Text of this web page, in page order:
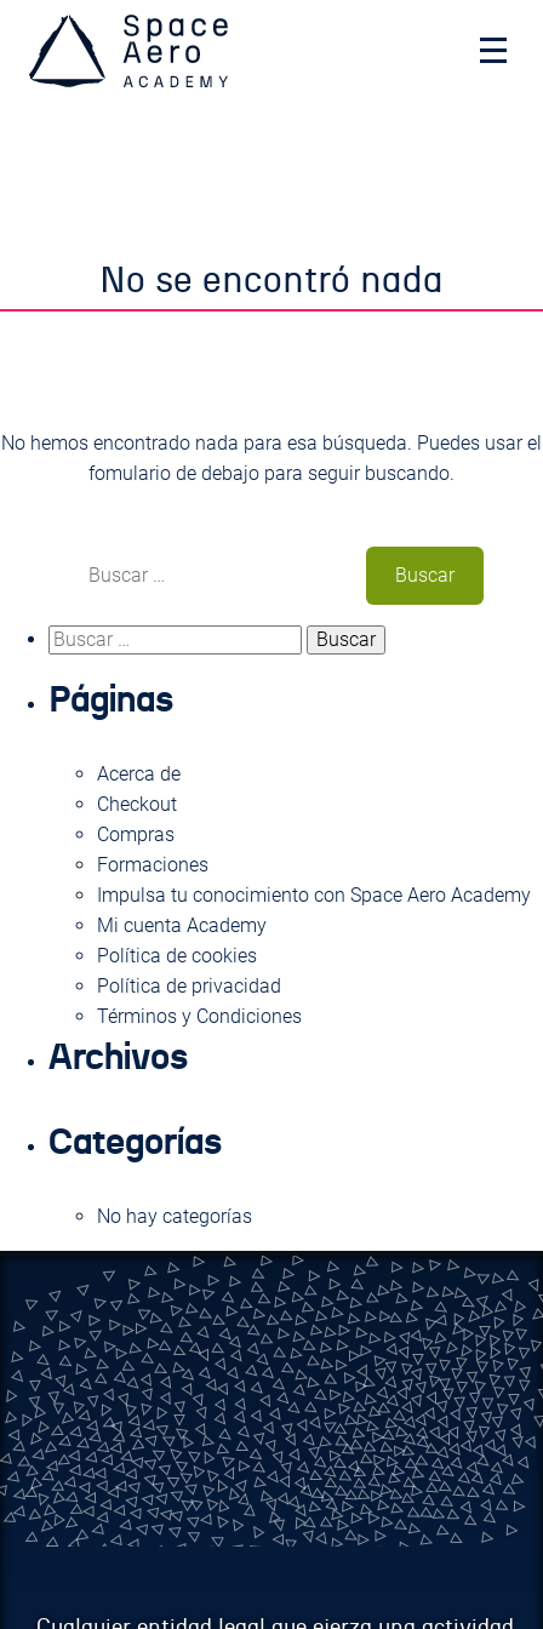
Space Aero Academy
No se encontró nada
No hemos encontrado nada para esa búsqueda. Puedes usar el
fomulario de debajo para seguir buscando.
Buscar:
Páginas
Acerca de
Checkout
Compras
Formaciones
Impulsa tu conocimiento con Space Aero Academy
Mi cuenta Academy
Política de cookies
Política de privacidad
Términos y Condiciones
Archivos
Categorías
No hay categorías
Te responderemos con la máxima brevedad
EMAIL
ASUNTO